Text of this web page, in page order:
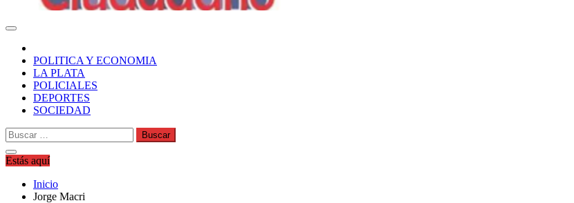
POLITICA Y ECONOMIA
LA PLATA
POLICIALES
DEPORTES
SOCIEDAD
Buscar:
Estás aquí
Inicio
Jorge Macri